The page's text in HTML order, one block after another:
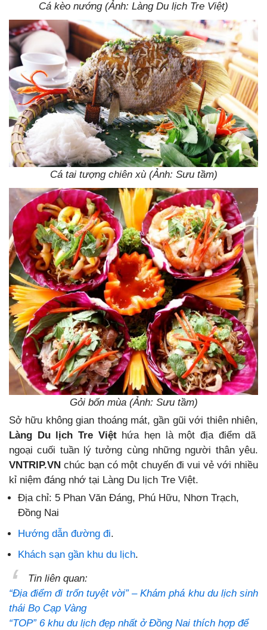
Cá kèo nướng (Ảnh: Làng Du lịch Tre Việt)
Cá tai tượng chiên xù (Ảnh: Sưu tầm)
Gỏi bốn mùa (Ảnh: Sưu tầm)
Sở hữu không gian thoáng mát, gần gũi với thiên nhiên,
Làng Du lịch Tre Việthứa hẹn là một địa điểm dã
ngoại cuối tuần lý tưởng cùng những người thân yêu.
VNTRIP.VN chúc bạn có một chuyến đi vui vẻ với nhiều
kỉ niệm đáng nhớ tại Làng Du lịch Tre Việt.
Địa chỉ: 5 Phan Văn Đáng, Phú Hữu, Nhơn Trạch,
Đồng Nai
Hướng dẫn đường đi.
Khách sạn gần khu du lịch.
Tin liên quan:
“Địa điểm đi trốn tuyệt vời” – Khám phá khu du lịch sinh
thái Bọ Cạp Vàng
“TOP” 6 khu du lịch đẹp nhất ở Đồng Nai thích hợp để